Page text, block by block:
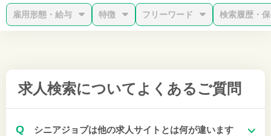
雇用形態・給与 特徴 フリーワード 検索履歴・
求人検索について よくあるご質問
Q
シニアジョブは他の求人サイトとは何が違います